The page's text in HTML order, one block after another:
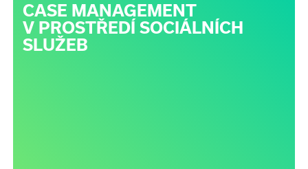
CASE MANAGEMENT
V PROSTŘEDÍ SOCIÁLNÍCH
SLUŽEB